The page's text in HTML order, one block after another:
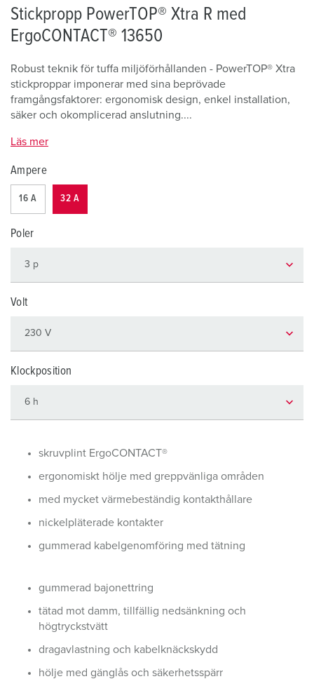
Stickpropp PowerTOP® Xtra R med
ErgoCONTACT® 13650
Robust teknik för tuffa miljöförhållanden - PowerTOP® Xtra
stickproppar imponerar med sina beprövade
framgångsfaktorer: ergonomisk design, enkel installation,
säker och okomplicerad anslutning....
Läs mer
Ampere
16 A 32 A
Poler
Volt
Klockposition
skruvplint ErgoCONTACT®
ergonomiskt hölje med greppvänliga områden
med mycket värmebeständig kontakthållare
nickelpläterade kontakter
gummerad kabelgenomföring med tätning
gummerad bajonettring
tätad mot damm, tillfällig nedsänkning och
högtryckstvätt
dragavlastning och kabelknäckskydd
hölje med gänglås och säkerhetsspärr